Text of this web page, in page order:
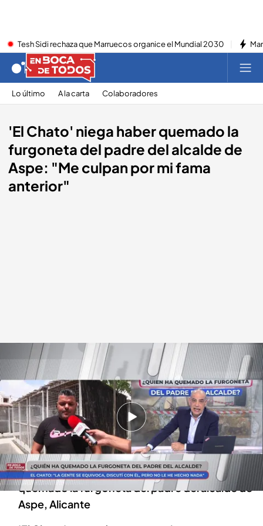
Tesh Sidi rechaza que Marruecos organice el Mundial 2030
Lo último A la carta Colaboradores
'El Chato' niega haber quemado la
furgoneta del padre del alcalde de
Aspe: "Me culpan por mi fama
anterior"
El Chato
En boca de todos
22 JUL 2024 - 13:59h.
La furgoneta del padre de Antonio Puerto
García fue quemada hace unos días
'El Chato' es el principal sospechoso de haber
quemado la furgoneta del padre del alcalde de
Aspe, Alicante